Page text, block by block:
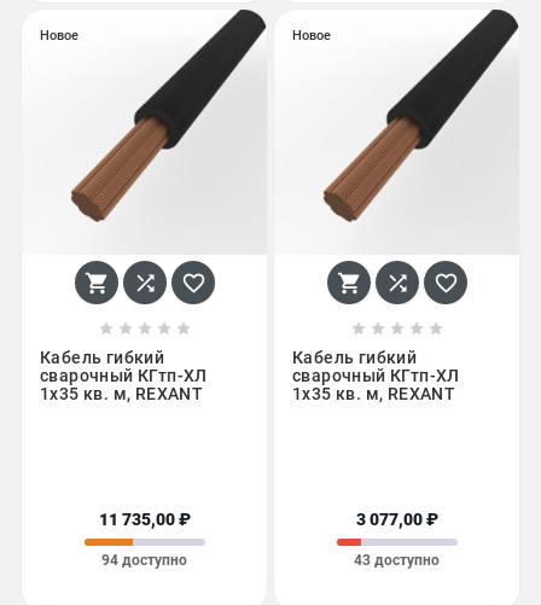
Новое
  
    
Кабель гибкий
сварочный КГтп-ХЛ
1х35 кв. м, REXANT
11 735,00 ₽
94 доступно
Новое
  
    
Кабель гибкий
сварочный КГтп-ХЛ
1х35 кв. м, REXANT
3 077,00 ₽
43 доступно